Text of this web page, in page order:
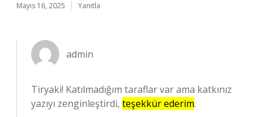
Mayıs 16, 2025 Yanıtla
admin
Tiryaki! Katılmadığım taraflar var ama katkınız
yazıyı zenginleştirdi, teşekkür ederim.